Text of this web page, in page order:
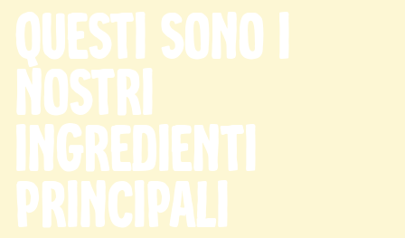
Questi sono i
nostri
ingredienti
principali